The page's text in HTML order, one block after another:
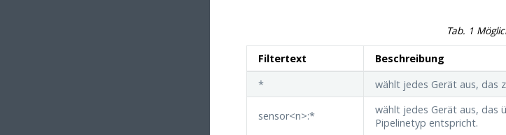
Tab. 1
Filtertext
Beschreibung
*
wählt jedes Gerät aus, das
sensor<n>:*
wählt jedes Gerät aus, das
Pipelinetyp entspricht.